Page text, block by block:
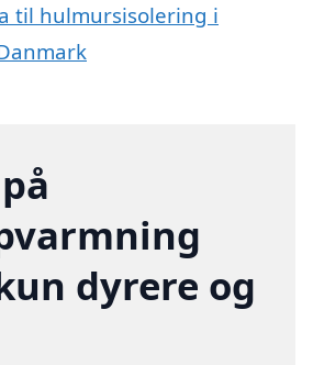
til hulmursisolering i
dyrere og